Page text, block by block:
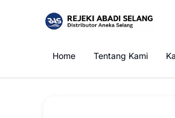
Home Tentang Kami